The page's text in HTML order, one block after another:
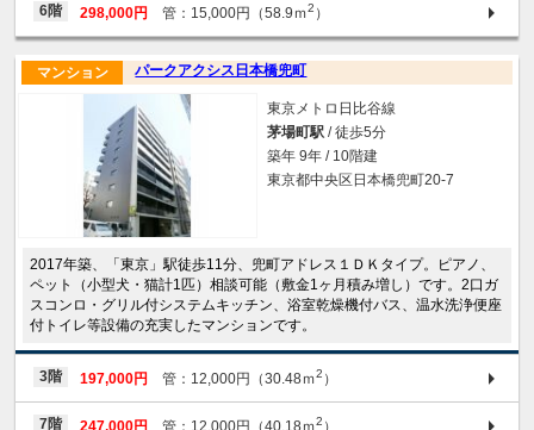
6階 298,000円 管：15,000円（58.9ｍ2 ）
パークアクシス日本橋兜町
マンション
東京メトロ日比谷線
茅場町駅 / 徒歩5分
築年 9年 / 10階建
東京都中央区日本橋兜町20-7
2017年築、「東京」駅徒歩11分、兜町アドレス１ＤＫタイプ。ピアノ、
ペット（小型犬・猫計1匹）相談可能（敷金1ヶ月積み増し）です。2口ガ
スコンロ・グリル付システムキッチン、浴室乾燥機付バス、温水洗浄便座
付トイレ等設備の充実したマンションです。
3階 197,000円 管：12,000円（30.48ｍ2 ）
7階 247,000円 管：12,000円（40.18ｍ2 ）